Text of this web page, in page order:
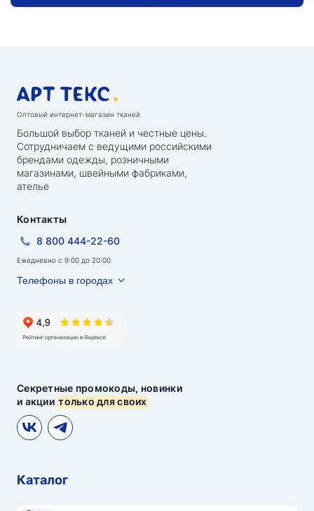
Оптовый интернет-магазин тканей
Большой выбор тканей и честные цены.
Сотрудничаем с ведущими российскими
брендами одежды, розничными
магазинами, швейными фабриками,
ателье
Секретные промокоды, новинки
и акциитолько для своих
Контакты
8 800 444-22-60
Ежедневно с 9:00 до 20:00
Телефоны в городах
Каталог